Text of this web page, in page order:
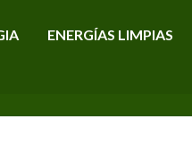
ENERGÍAS LIMPIAS